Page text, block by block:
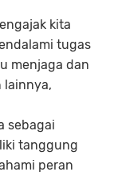
kita
tugas
menjaga dan
lainnya,
sebagai
tanggung
peran